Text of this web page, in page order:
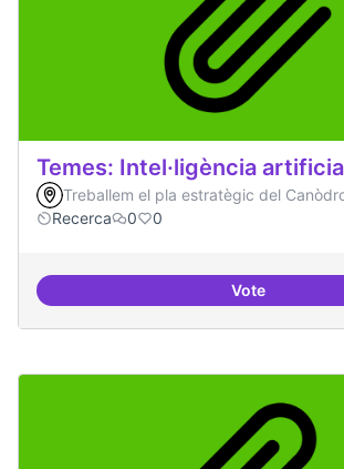
Temes: Intel·ligència
Treballem el pla estratègic del
Recerca
0 0
VoteTemes: